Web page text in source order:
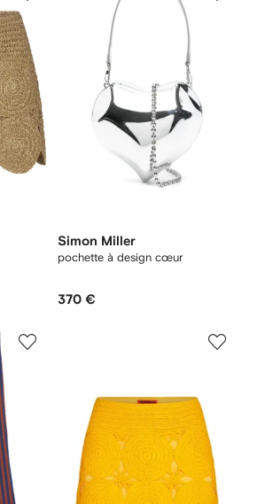
Simon Miller
pochette à design cœur
370 €